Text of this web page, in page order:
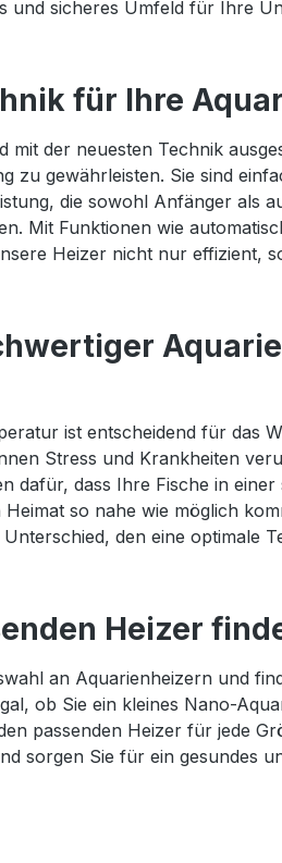
und sicheres Umfeld für Ihre
für Ihre
mit der neuesten Technik
zu gewährleisten. Sie sind
die sowohl Anfänger als
Mit Funktionen wie
Heizer nicht nur effizient,
ist entscheidend für das
Stress und Krankheiten
dafür, dass Ihre Fische in einer
so nahe wie möglich
den eine optimale
Heizer
an Aquarienheizern und
ob Sie ein kleines Nano-
passenden Heizer für jede
sorgen Sie für ein gesundes